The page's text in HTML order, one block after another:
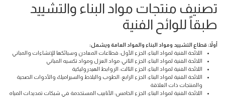
تصنيف منتجات مواد البناء والتشييد
طبقاً للوائح الفنية
أولاً: قطاع التشييد ومواد البناء والمواد العامة ويشمل:
اللائحة الفنية لمواد البناء: الجزء الأول: قطاعات المعادن وسبائكها للإنشاءات والمباني
اللائحة الفنية لمواد البناء: الجزء الثاني: مواد العزل ومواد تكسيه المباني
اللائحة الفنية لمواد البناء: الجزء الثالث: الروابط الهيدروليكية
اللائحة الفنية لمواد البناء: الجزء الرابع: الطوب والبلاط والسيراميك والأدوات الصحية
والمنتجات ذات العلاقة
اللائحة الفنية لمواد البناء: الجزء الخامس: الأنابيب المستخدمة في شبكات تمديدات المياه